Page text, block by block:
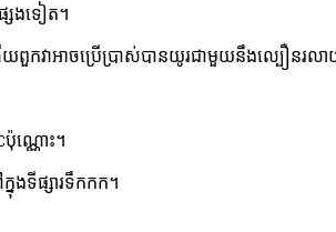
េងទៀត។
យពួកវាអាចប្រើប្រាស់បានយូរជាមួយនឹងល្បឿនរល
ណ្ណោះ​។
នុងទីផ្សារទឹកកក។